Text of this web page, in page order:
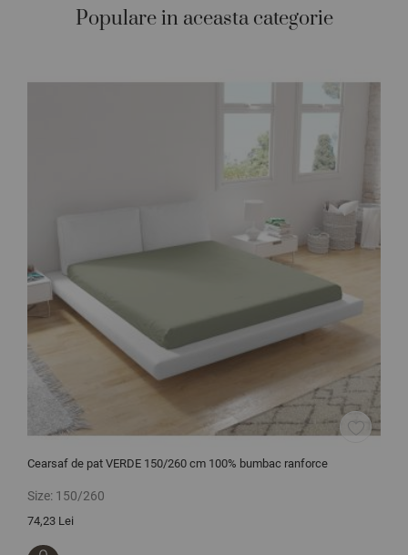
Populare in aceasta categorie
Cearsaf de pat VERDE 150/260 cm 100% bumbac ranforce
Size: 150/260
74,23 Lei